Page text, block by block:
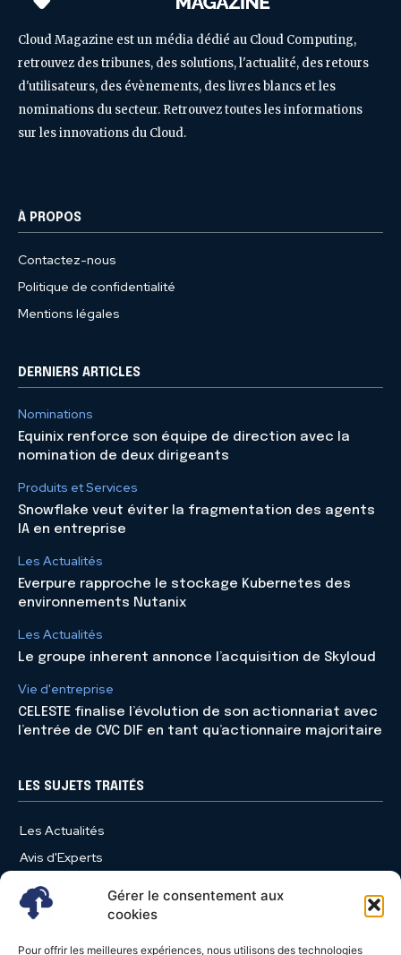
Gérer le consentement aux
cookies
Pour offrir les meilleures expériences, nous utilisons des technologies
Cloud Magazine est un média dédié au Cloud Computing,
retrouvez des tribunes, des solutions, l'actualité, des retours
d'utilisateurs, des évènements, des livres blancs et les
nominations du secteur. Retrouvez toutes les informations
sur les innovations du Cloud.
À PROPOS
Contactez-nous
Politique de confidentialité
Mentions légales
DERNIERS ARTICLES
Nominations
Equinix renforce son équipe de direction avec la
nomination de deux dirigeants
Produits et Services
Snowflake veut éviter la fragmentation des agents
IA en entreprise
Les Actualités
Everpure rapproche le stockage Kubernetes des
environnements Nutanix
Les Actualités
Le groupe inherent annonce l’acquisition de Skyloud
Vie d'entreprise
CELESTE finalise l’évolution de son actionnariat avec
l’entrée de CVC DIF en tant qu’actionnaire majoritaire
LES SUJETS TRAITÉS
Les Actualités
Avis d'Experts
Produits et Services
Vie d'entreprise